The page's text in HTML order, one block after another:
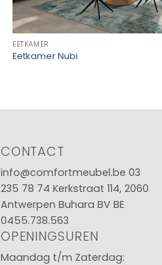
EETKAMER
Eetkamer Nubi
CONTACT
info@comfortmeubel.be 03
235 78 74 Kerkstraat 114, 2060
Antwerpen Buhara BV BE
0455.738.563
OPENINGSUREN
Maandag t/m Zaterdag: